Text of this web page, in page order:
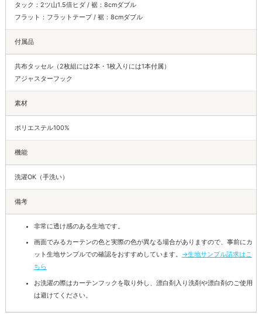
タック：2ツ山1.5倍ヒダ / 裾：8cmダブル
フラット：フラットテープ / 裾：8cmダブル
付属品
共布タッセル（2枚組には2本・1枚入りには1本付属）
アジャスターフック
素材
ポリエステル100%
機能
洗濯OK（手洗い）
備考
非常に透け感のある生地です。
画面でみるカーテンの色と実際の色が異なる場合がありますので、事前にカ
ット生地サンプルでの確認をおすすめしています。 →生地サンプル請求はこ
ちら
お洗濯の際はカーテンフックを取り外し、漂白剤入り洗剤や漂白剤のご使用
は避けてください。